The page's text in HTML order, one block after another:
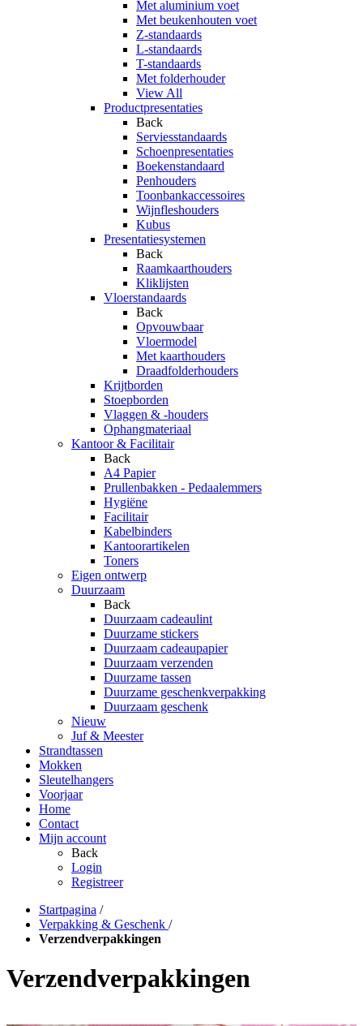
Met aluminium voet
Met beukenhouten voet
Z-standaards
L-standaards
T-standaards
Met folderhouder
View All
Productpresentaties
Back
Serviesstandaards
Schoenpresentaties
Boekenstandaard
Penhouders
Toonbankaccessoires
Wijnfleshouders
Kubus
Presentatiesystemen
Back
Raamkaarthouders
Kliklijsten
Vloerstandaards
Back
Opvouwbaar
Vloermodel
Met kaarthouders
Draadfolderhouders
Krijtborden
Stoepborden
Vlaggen & -houders
Ophangmateriaal
Kantoor & Facilitair
Back
A4 Papier
Prullenbakken - Pedaalemmers
Hygiëne
Facilitair
Kabelbinders
Kantoorartikelen
Toners
Eigen ontwerp
Duurzaam
Back
Duurzaam cadeaulint
Duurzame stickers
Duurzaam cadeaupapier
Duurzaam verzenden
Duurzame tassen
Duurzame geschenkverpakking
Duurzaam geschenk
Nieuw
Juf & Meester
Strandtassen
Mokken
Sleutelhangers
Voorjaar
Home
Contact
Mijn account
Back
Login
Registreer
Startpagina /
Verpakking & Geschenk /
Verzendverpakkingen
Verzendverpakkingen